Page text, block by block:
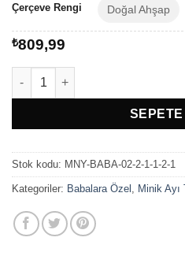
Çerçeve Rengi Doğal Ahşap
₺809,99
Babalar Gününe Özel Hediye
Stok kodu: MNY-BABA-02-2-1-1-2-1
Kategoriler: Babalara Özel Minik Ayı